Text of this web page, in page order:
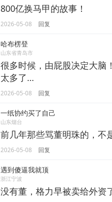
800亿换马甲的故事！
2026-05-08 回复
哈布楞登
山东省青岛市
很多时候，由屁股决定大脑！
太多了…
2026-05-08 回复
一纸协约买了自己
山东烟台
前几年那些骂董明珠的，不
2026-05-08 回复
遇到傻逼我就顶
浙江宁波
没有董，格力早被卖给外资